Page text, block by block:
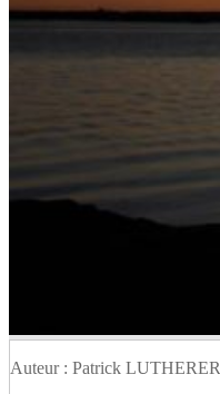
Auteur : Patrick LUTHERER